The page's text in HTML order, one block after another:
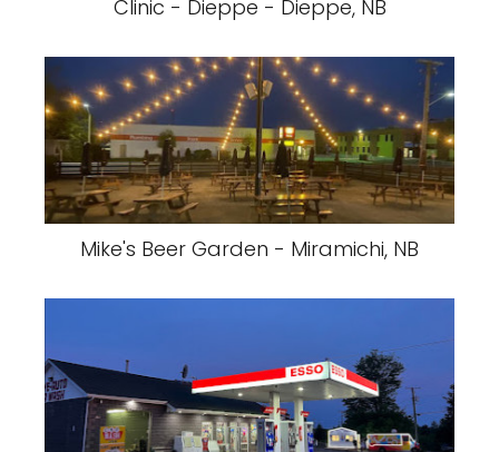
Clinic - Dieppe - Dieppe, NB
Mike's Beer Garden - Miramichi, NB